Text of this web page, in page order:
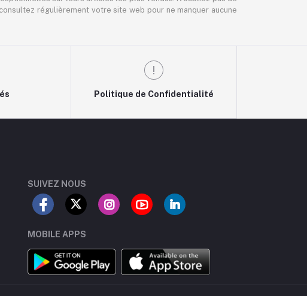
régulièrement votre site web pour ne manquer aucune
Politique de Confidentialité
SUIVEZ NOUS
MOBILE APPS